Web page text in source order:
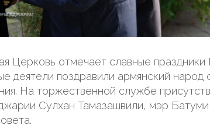
Церковь отмечает славные
деятели поздравили армянский народ
На торжественной службе
Сулхан Тамазашвили, мэр